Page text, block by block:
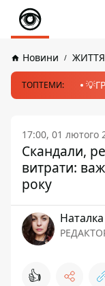
Новини ЖИТТЯ
ТОПТЕМИ:
17:00, 01 лютого
Скандали,
витрати:
року
👍